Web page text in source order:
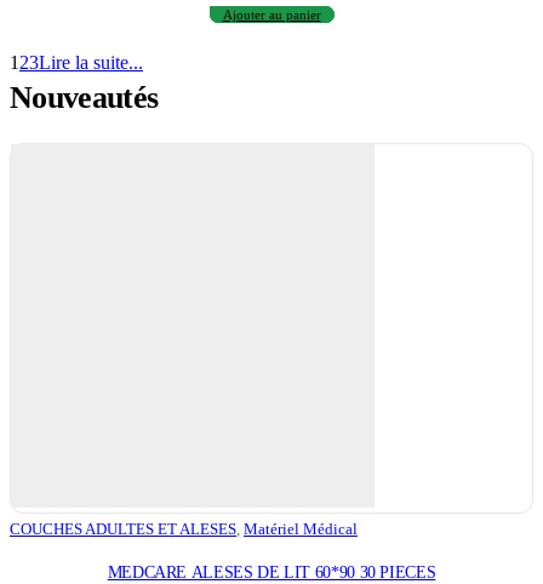
Ajouter au panier
1 23Lire la suite...
Nouveautés
COUCHES ADULTES ET ALESES, Matériel Médical
MEDCARE ALESES DE LIT 60*90 30 PIECES